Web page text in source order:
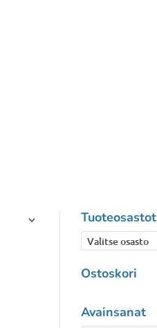
Tuoteosastot
Valitse osasto
Ostoskori
Avainsanat